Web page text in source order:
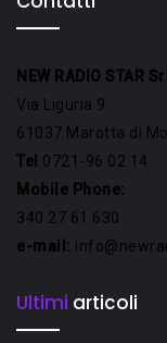
NEW RADIO STAR Srl
Via Liguria 9
61037 Marotta di
Tel 0721-96 02 14
Mobile Phone:
340 27 61 630
e-mail:
Ultimi articoli